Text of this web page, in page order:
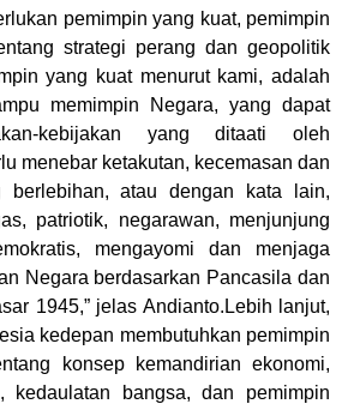
pemimpin yang kuat, pemimpin
strategi perang dan geopolitik
yang kuat menurut kami, adalah
memimpin Negara, yang dapat
kebijakan yang ditaati oleh
menebar ketakutan, kecemasan dan
berlebihan, atau dengan kata lain,
patriotik, negarawan, menjunjung
mengayomi dan menjaga
Negara berdasarkan Pancasila dan
1945,” jelas Andianto.Lebih lanjut,
kedepan membutuhkan pemimpin
konsep kemandirian ekonomi,
kedaulatan bangsa, dan pemimpin